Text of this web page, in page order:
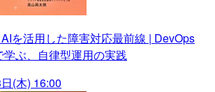
AIを活用した障害対応最前線 | DevOps
ぶ、自律型運用の実践
(木) 16:00